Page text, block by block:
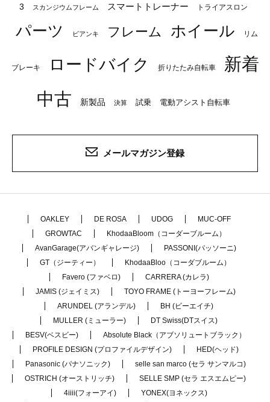
3
スカンジウムフレーム スマートトレーナー トライアスロン
パーツ ビアンキ フレーム ホイール リム
ブレーキ ロードバイク 折りたたみ自転車
新着
中古
新製品 決算 試乗 電動アシスト自転車
メールマガジン登録
OAKLEY DE ROSA UDOG
MUC-OFF
GROWTAC
KhodaaBloom（コーダーブルーム）
AvanGarage(アバンギャレージ)
PASSONI(パッソーニ)
GT（ジーティー）
KhodaaBloo（コーダブルーム）
Favero (ファベロ)
CARRERA (カレラ)
JAMIS (ジェイミス)
TOYO FRAME (トーヨーフレーム)
ARUNDEL (アランデル)
BH (ビーエイチ)
MULLER (ミューラー)
DT Swiss(DTスイス)
BESV(ベスビー)
Absolute Black（アブソリュートブラック）
PROFILE DESIGN (プロファイルデザイン)
HED(ヘッド)
Panasonic (パナソニック)
selle san marco (セラ サンマルコ)
OSTRICH (オーストリッチ)
SELLE SMP (セラ エスエムピー)
4iiii(フォーアイ)
YONEX(ヨネックス)